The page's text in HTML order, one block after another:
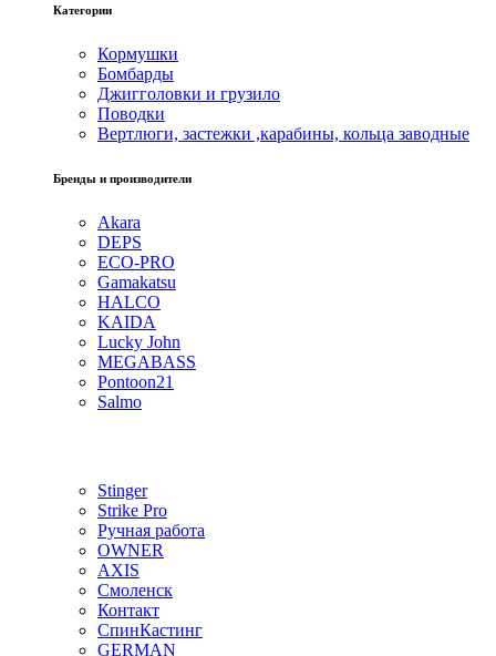
Категории
Кормушки
Бомбарды
Джигголовки и грузило
Поводки
Вертлюги, застежки ,карабины, кольца заводные
Бренды и производители
Akara
DEPS
ECO-PRO
Gamakatsu
HALCO
KAIDA
Lucky John
MEGABASS
Pontoon21
Salmo
Stinger
Strike Pro
Ручная работа
OWNER
AXIS
Смоленск
Контакт
СпинКастинг
GERMAN